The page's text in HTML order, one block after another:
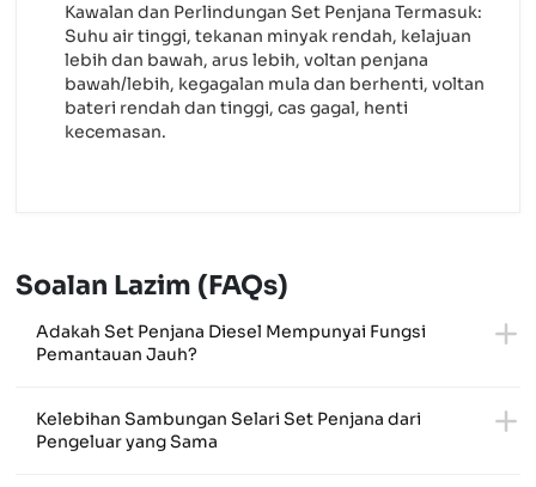
Kawalan dan Perlindungan Set Penjana Termasuk:
Suhu air tinggi, tekanan minyak rendah, kelajuan
lebih dan bawah, arus lebih, voltan penjana
bawah/lebih, kegagalan mula dan berhenti, voltan
bateri rendah dan tinggi, cas gagal, henti
kecemasan.
Soalan Lazim (FAQs)
Adakah Set Penjana Diesel Mempunyai Fungsi
Pemantauan Jauh?
Kelebihan Sambungan Selari Set Penjana dari
Pengeluar yang Sama